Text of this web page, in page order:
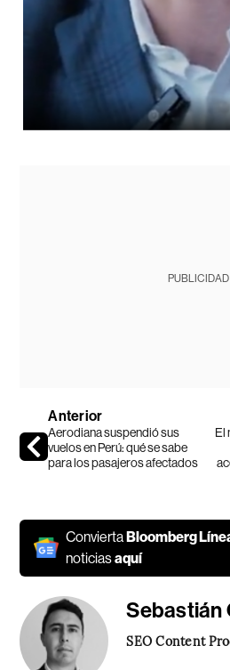
PUBLICIDAD
Anterior
Aerodiana suspendió sus
vuelos en Perú: qué se sabe
para los pasajeros afectados
El
ConviertaBloomberg
noticiasaquí
Sebastián
SEO Content